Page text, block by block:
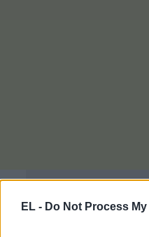
EL - Do Not Process